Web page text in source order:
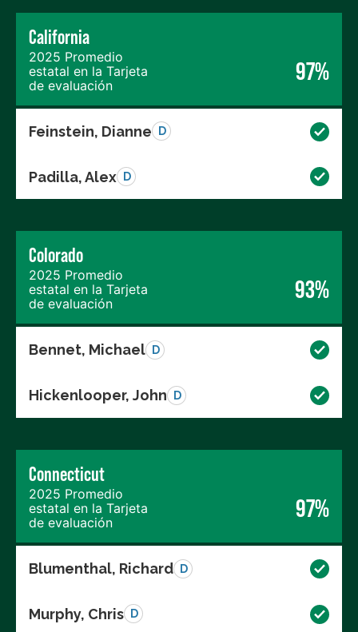
California
2025 Promedio
estatal en la Tarjeta
de evaluación
97%
Feinstein, Dianne D
Padilla, Alex D
Colorado
2025 Promedio
estatal en la Tarjeta
de evaluación
93%
Bennet, Michael D
Hickenlooper, John D
Connecticut
2025 Promedio
estatal en la Tarjeta
de evaluación
97%
Blumenthal, Richard D
Murphy, Chris D